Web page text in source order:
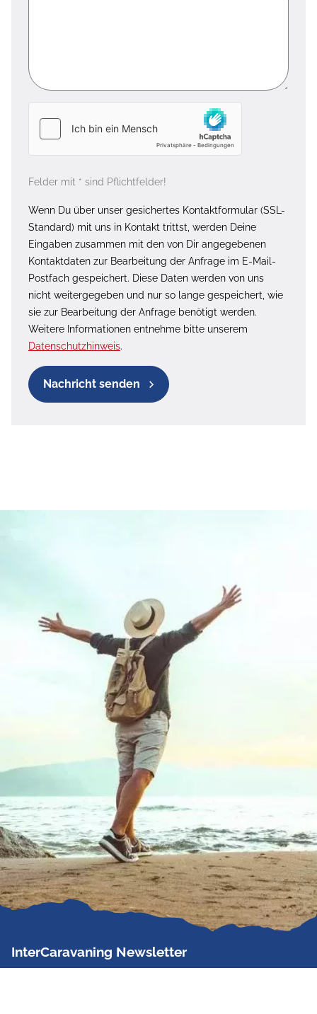
Felder mit * sind Pflichtfelder!
Wenn Du über unser gesichertes Kontaktformular (SSL-
Standard) mit uns in Kontakt trittst, werden Deine
Eingaben zusammen mit den von Dir angegebenen
Kontaktdaten zur Bearbeitung der Anfrage im E-Mail-
Postfach gespeichert. Diese Daten werden von uns
nicht weitergegeben und nur so lange gespeichert, wie
sie zur Bearbeitung der Anfrage benötigt werden.
Weitere Informationen entnehme bitte unserem
Datenschutzhinweis.
Nachricht senden
InterCaravaning Newsletter